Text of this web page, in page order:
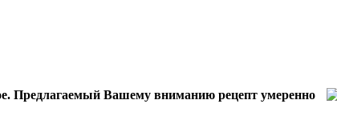
Предлагаемый Вашему вниманию рецепт умеренно